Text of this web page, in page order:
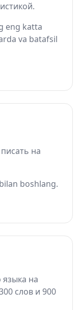
eng katta
va batafsil
на
boshlang.
языка на
слов и 900